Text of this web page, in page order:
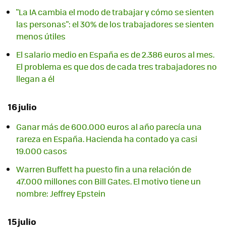
"La IA cambia el modo de trabajar y cómo se sienten
las personas": el 30% de los trabajadores se sienten
menos útiles
El salario medio en España es de 2.386 euros al mes.
El problema es que dos de cada tres trabajadores no
llegan a él
16 julio
Ganar más de 600.000 euros al año parecía una
rareza en España. Hacienda ha contado ya casi
19.000 casos
Warren Buffett ha puesto fin a una relación de
47.000 millones con Bill Gates. El motivo tiene un
nombre: Jeffrey Epstein
15 julio